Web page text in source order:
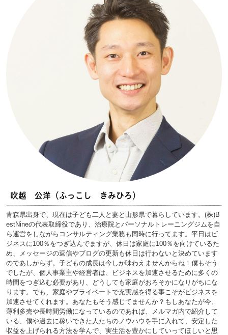
吹越 公洋（ふっこし きみひろ）
青森県出身で、現在は子ども二人と妻と山形県で暮らしています。(株)B
estNineの代表取締役であり、治療院とパーソナルトレーニングジムを自
ら運営をしながらコンサルティング業務も同時に行ってます。平日はビ
ジネスに100％をつぎ込んでますが、休日は家庭に100％を向けているた
め、メッセージの返信やブログの更新も休日は行わないと決めています
のであしからず。子どもの成長は今しか味わえませんからね！僕もそう
でしたが、個人事業主や経営者は、ビジネスを加速させるために多くの
時間をつぎ込む必要があり、どうしても家庭がおろそかになりがちにな
ります。でも、家庭やプライベートで充実感を得る事こそがビジネスを
加速させてくれます。あなたもそう感じてませんか？もしあなたが今、
薄利多売や長時間労働になっているのであれば、メルマガ内で紹介して
いる、僕や過去に稼いできた人たちのノウハウを手に入れて、安定した
収益を上げられる方法を学んで、実生活を豊かにしていってほしいと思